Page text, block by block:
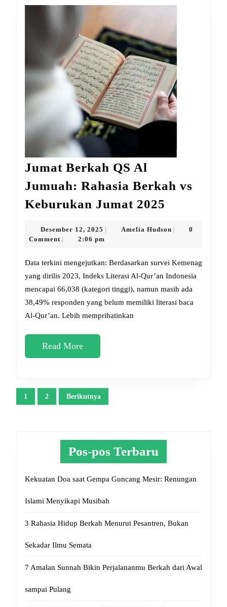
Jumat Berkah QS Al
Jumuah: Rahasia Berkah vs
Keburukan Jumat 2025
QS
Jumuah:
Rahasia
Berkah
vs
Desember 12, 2025 Desember
12,
Amelia HudsonAmelia
0
Comment
2:06 pm
Data terkini mengejutkan: Berdasarkan survei Kemenag
yang dirilis 2023, Indeks Literasi Al-Qur’an Indonesia
mencapai 66,038 (kategori tinggi), namun masih ada
38,49% responden yang belum memiliki literasi baca
Al-Qur’an. Lebih memprihatinkan
Read MoreRead
More
Paginasi
pos
1 2 Berikutnya
Pos-pos Terbaru
Kekuatan Doa saat Gempa Guncang Mesir: Renungan
Islami Menyikapi Musibah
3 Rahasia Hidup Berkah Menurut Pesantren, Bukan
Sekadar Ilmu Semata
7 Amalan Sunnah Bikin Perjalananmu Berkah dari Awal
sampai Pulang